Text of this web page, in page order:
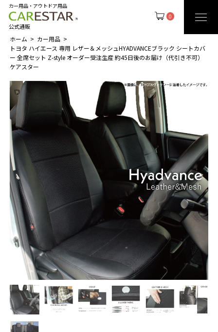
0
カー用品・アウトドア用品
公式通販
ホーム
カー用品
トヨタ ハイエース 専用 レザー＆メッシュHYADVANCEブラック シートカバ
ー 全席セット Z-style オーダー受注生産 約45日後のお届け（代引き不可）
ケアスター